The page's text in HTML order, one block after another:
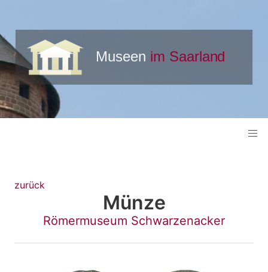
zurück
Münze
Römermuseum Schwarzenacker